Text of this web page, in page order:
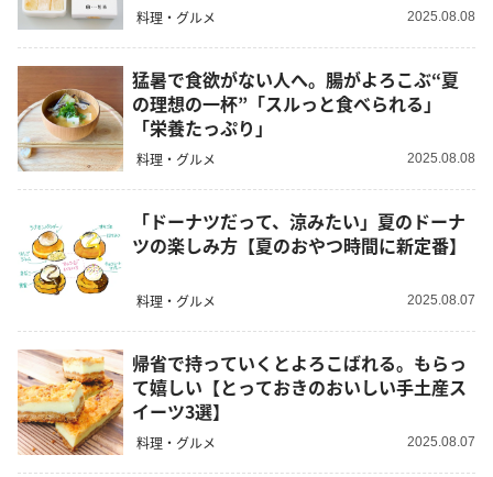
料理・グルメ 2025.08.08
猛暑で食欲がない人へ。腸がよろこぶ“夏
の理想の一杯”「スルっと食べられる」
「栄養たっぷり」
料理・グルメ 2025.08.08
「ドーナツだって、涼みたい」夏のドーナ
ツの楽しみ方【夏のおやつ時間に新定番】
料理・グルメ 2025.08.07
帰省で持っていくとよろこばれる。もらっ
て嬉しい【とっておきのおいしい手土産ス
イーツ3選】
料理・グルメ 2025.08.07